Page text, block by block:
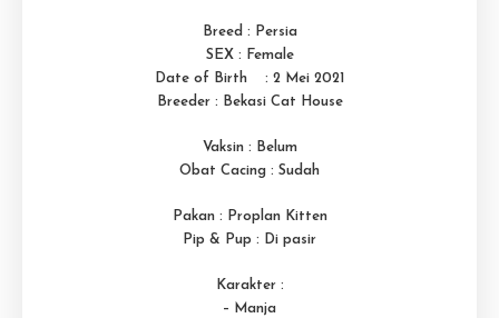
Breed : Persia
SEX : Female
Date of Birth : 2 Mei 2021
Breeder : Bekasi Cat House
Vaksin : Belum
Obat Cacing : Sudah
Pakan : Proplan Kitten
Pip & Pup : Di pasir
Karakter :
– Manja